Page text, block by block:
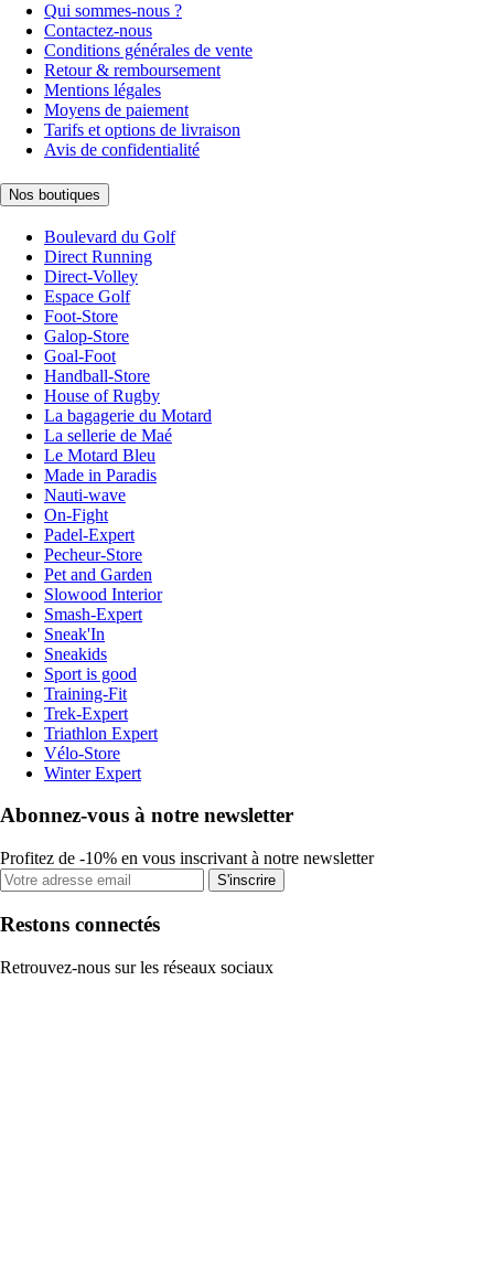
Qui sommes-nous ?
Contactez-nous
Conditions générales de vente
Retour & remboursement
Mentions légales
Moyens de paiement
Tarifs et options de livraison
Avis de confidentialité
Nos boutiques
Boulevard du Golf
Direct Running
Direct-Volley
Espace Golf
Foot-Store
Galop-Store
Goal-Foot
Handball-Store
House of Rugby
La bagagerie du Motard
La sellerie de Maé
Le Motard Bleu
Made in Paradis
Nauti-wave
On-Fight
Padel-Expert
Pecheur-Store
Pet and Garden
Slowood Interior
Smash-Expert
Sneak'In
Sneakids
Sport is good
Training-Fit
Trek-Expert
Triathlon Expert
Vélo-Store
Winter Expert
Abonnez-vous à notre newsletter
Profitez de -10% en vous inscrivant à notre newsletter
S'inscrire
Restons connectés
Retrouvez-nous sur les réseaux sociaux